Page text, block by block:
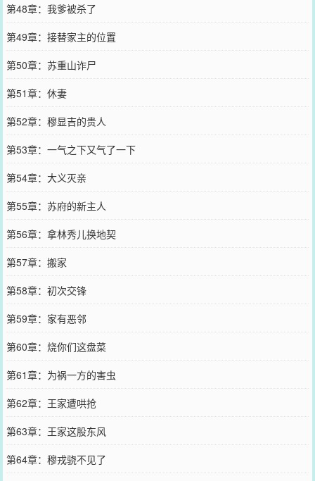
第48章：我爹被杀了
第49章：接替家主的位置
第50章：苏重山诈尸
第51章：休妻
第52章：穆显吉的贵人
第53章：一气之下又气了一下
第54章：大义灭亲
第55章：苏府的新主人
第56章：拿林秀儿换地契
第57章：搬家
第58章：初次交锋
第59章：家有恶邻
第60章：烧你们这盘菜
第61章：为祸一方的害虫
第62章：王家遭哄抢
第63章：王家这股东风
第64章：穆戎骁不见了